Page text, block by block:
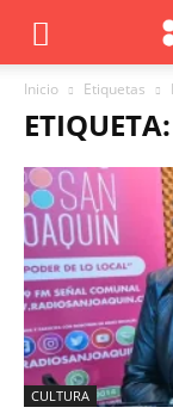
Inicio Etiquetas
CULTURA